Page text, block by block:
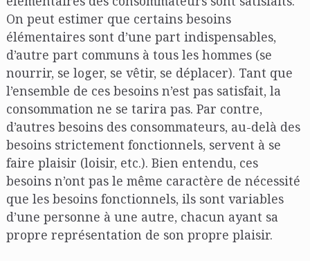
On peut estimer que certains besoins
élémentaires sont d’une part indispensables,
d’autre part communs à tous les hommes (se
nourrir, se loger, se vêtir, se déplacer). Tant que
l’ensemble de ces besoins n’est pas satisfait, la
consommation ne se tarira pas. Par contre,
d’autres besoins des consommateurs, au-delà des
besoins strictement fonctionnels, servent à se
faire plaisir (loisir, etc.). Bien entendu, ces
besoins n’ont pas le même caractère de nécessité
que les besoins fonctionnels, ils sont variables
d’une personne à une autre, chacun ayant sa
propre représentation de son propre plaisir.